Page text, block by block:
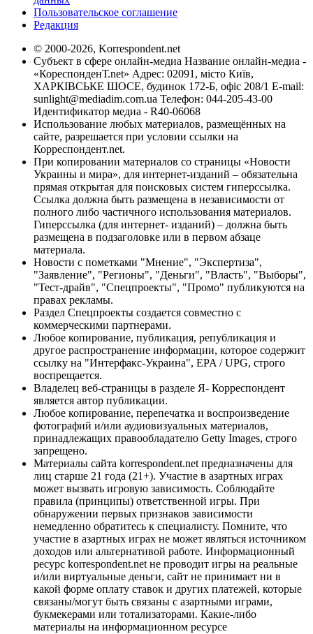
Пользовательское соглашение
Редакция
© 2000-2026, Korrespondent.net
Субъект в сфере онлайн-медиа Название онлайн-медиа -
«КореспонденТ.net» Адрес: 02091, місто Київ,
ХАРКІВСЬКЕ ШОСЕ, будинок 172-Б, офіс 208/1 E-mail:
sunlight@mediadim.com.ua Телефон: 044-205-43-00
Идентификатор медиа - R40-06068
Использование любых материалов, размещённых на
сайте, разрешается при условии ссылки на
Корреспондент.net.
При копировании материалов со страницы «Новости
Украины и мира», для интернет-изданий – обязательна
прямая открытая для поисковых систем гиперссылка.
Ссылка должна быть размещена в независимости от
полного либо частичного использования материалов.
Гиперссылка (для интернет- изданий) – должна быть
размещена в подзаголовке или в первом абзаце
материала.
Новости с пометками "Мнение", "Экспертиза",
"Заявление", "Регионы", "Деньги", "Власть", "Выборы",
"Тест-драйв", "Спецпроекты", "Промо" публикуются на
правах рекламы.
Раздел Спецпроекты создается совместно с
коммерческими партнерами.
Любое копирование, публикация, републикация и
другое распространение информации, которое содержит
ссылку на "Интерфакс-Украина", EPA / UPG, строго
воспрещается.
Владелец веб-страницы в разделе Я- Корреспондент
является автор публикации.
Любое копирование, перепечатка и воспроизведение
фотографий и/или аудиовизуальных материалов,
принадлежащих правообладателю Getty Images, строго
запрещено.
Материалы сайта korrespondent.net предназначены для
лиц старше 21 года (21+). Участие в азартных играх
может вызвать игровую зависимость. Соблюдайте
правила (принципы) ответственной игры. При
обнаружении первых признаков зависимости
немедленно обратитесь к специалисту. Помните, что
участие в азартных играх не может являться источником
доходов или альтернативой работе. Информационный
ресурс korrespondent.net не проводит игры на реальные
и/или виртуальные деньги, сайт не принимает ни в
какой форме оплату ставок и других платежей, которые
связаны/могут быть связаны с азартными играми,
букмекерами или тотализаторами. Какие-либо
материалы на информационном ресурсе